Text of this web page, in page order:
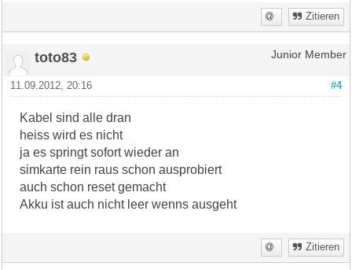
Zitieren
toto83 Junior Member
#4
11.09.2012, 20:16
Kabel sind alle dran
heiss wird es nicht
ja es springt sofort wieder an
simkarte rein raus schon ausprobiert
auch schon reset gemacht
Akku ist auch nicht leer wenns ausgeht
Zitieren